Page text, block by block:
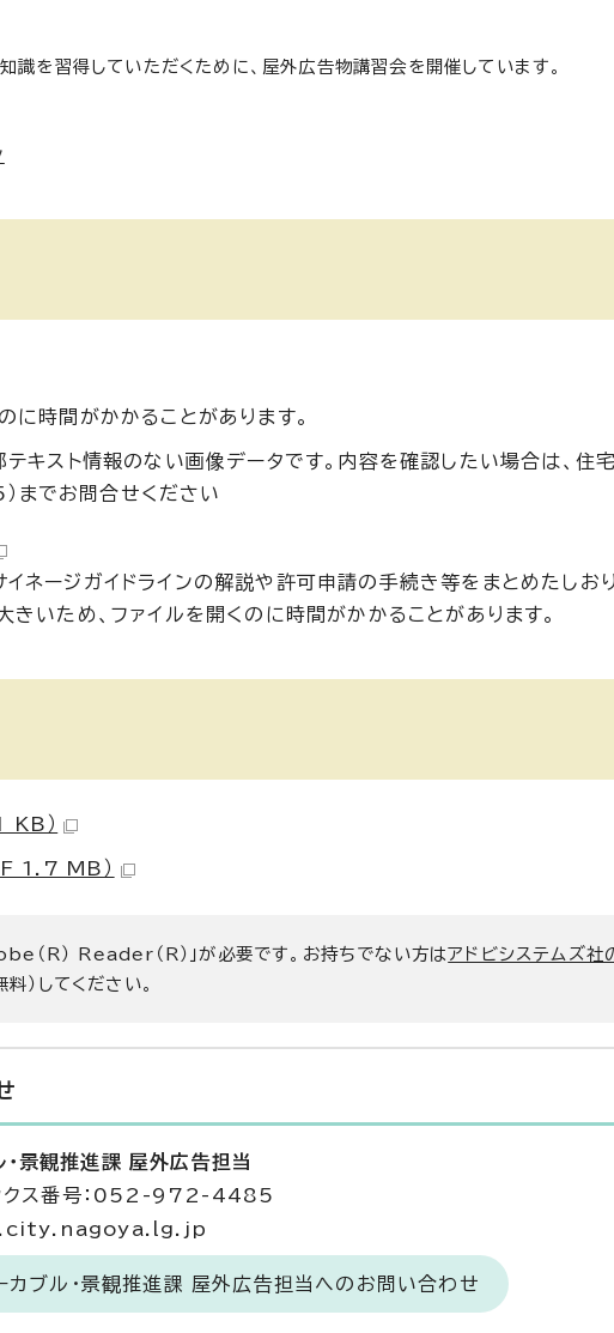
を習得していただくために、屋外広告物講習会を開催しています。
に時間がかかることがあります。
テキスト情報のない画像データです。内容を確認したい場合は、住
でお問合せください
ネージガイドラインの解説や許可申請の手続き等をまとめたしおり
きいため、ファイルを開くのに時間がかかることがあります。
KB）
1.7 MB）
（R） Reader（R）」が必要です。お持ちでない方はアドビシステムズ社
）してください。
景観推進課 屋外広告担当
ス番号：052-972-4485
ブル・景観推進課 屋外広告担当へのお問い合わせ